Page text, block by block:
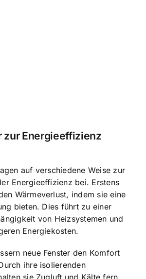
zur Energieeffizienz
auf verschiedene Weise zur
Energieeffizienz bei. Erstens
Wärmeverlust, indem sie eine
bieten. Dies führt zu einer
von Heizsystemen und
Energiekosten.
neue Fenster den Komfort
ihre isolierenden
sie Zugluft und Kälte fern,